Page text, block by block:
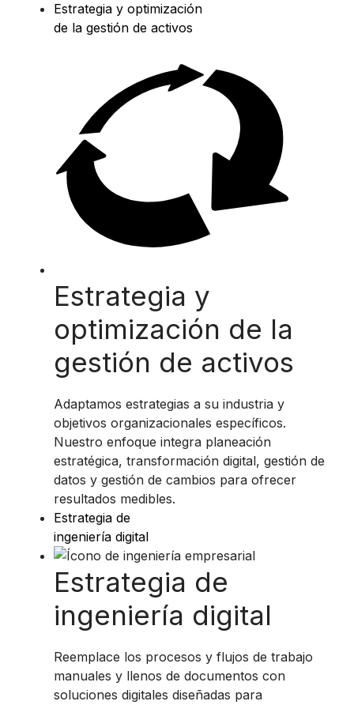
Estrategia y optimización
de la gestión de activos
Estrategia y
optimización de la
gestión de activos
Adaptamos estrategias a su industria y
objetivos organizacionales específicos.
Nuestro enfoque integra planeación
estratégica, transformación digital, gestión de
datos y gestión de cambios para ofrecer
resultados medibles.
Estrategia de
ingeniería digital
Estrategia de
ingeniería digital
Reemplace los procesos y flujos de trabajo
manuales y llenos de documentos con
soluciones digitales diseñadas para